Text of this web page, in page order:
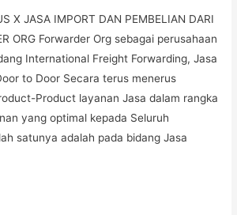
X JASA IMPORT DAN PEMBELIAN DARI
ORG Forwarder Org sebagai perusahaan
International Freight Forwarding, Jasa
to Door Secara terus menerus
Product layanan Jasa dalam rangka
yang optimal kepada Seluruh
satunya adalah pada bidang Jasa